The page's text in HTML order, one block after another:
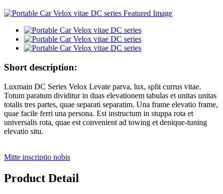
Short description:
Luxmain DC Series Velox Levate parva, lux, split currus vitae.
Totum paratum dividitur in duas elevationem tabulas et unitas unitas
totalis tres partes, quae separati separatim. Una frame elevatio frame,
quae facile ferri una persona. Est instructum in stuppa rota et
universalis rota, quae est convenient ad towing et denique-tuning
elevatio situ.
Mitte inscriptio nobis
Product Detail